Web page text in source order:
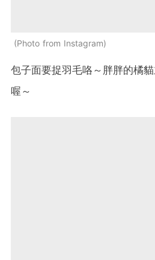
Photo from Instagram
包子面要捉羽毛咯～胖胖的橘
喔～